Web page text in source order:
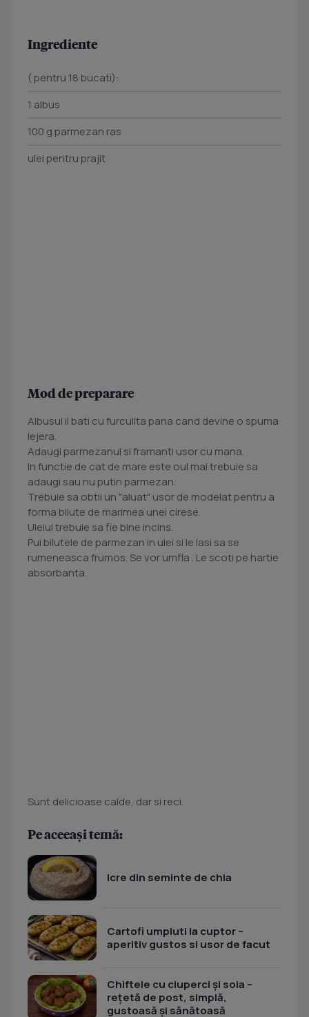
Ingrediente
( pentru 18 bucati):
1 albus
100 g parmezan ras
ulei pentru prajit
Mod de preparare
Albusul il bati cu furculita pana cand devine o spuma
lejera.
Adaugi parmezanul si framanti usor cu mana.
In functie de cat de mare este oul mai trebuie sa
adaugi sau nu putin parmezan.
Trebuie sa obtii un "aluat" usor de modelat pentru a
forma bilute de marimea unei cirese.
Uleiul trebuie sa fie bine incins.
Pui bilutele de parmezan in ulei si le lasi sa se
rumeneasca frumos. Se vor umfla . Le scoti pe hartie
absorbanta.
Sunt delicioase calde, dar si reci.
Pe aceeași temă:
Icre din seminte de chia
Cartofi umpluti la cuptor –
aperitiv gustos si usor de facut
Chiftele cu ciuperci și soia –
rețetă de post, simplă,
gustoasă și sănătoasă